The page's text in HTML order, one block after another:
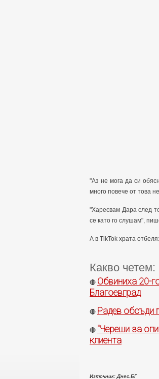
"Аз не мога да си
много повече от това
"Харесвам Дара след
се като го слушам",
А в TikTok храта
Какво четем:
🔴 Обвиниха 20-
Благоевград
🔴 Радев обсъди
🔴 "Череши за
клиента
Източник: Днес.БГ